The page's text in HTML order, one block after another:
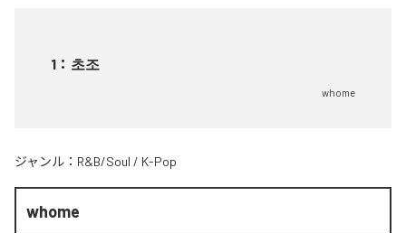
1 ： 초조
whome
ジャンル： R&B/Soul / K-Pop
whome